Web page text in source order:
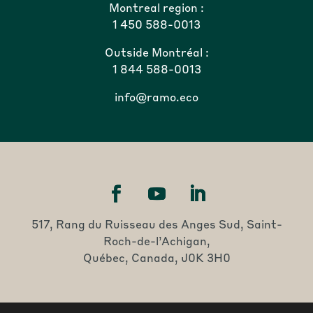
Montreal region :
1 450 588-0013
Outside Montréal :
1 844 588-0013
info@ramo.eco
517, Rang du Ruisseau des Anges Sud, Saint-
Roch-de-l’Achigan,
Québec, Canada, J0K 3H0